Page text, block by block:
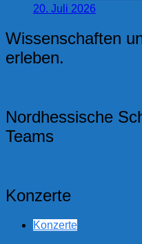
20. Juli 2026
Wissenschaften
erleben.
Nordhessische
Teams
Konzerte
Konzerte